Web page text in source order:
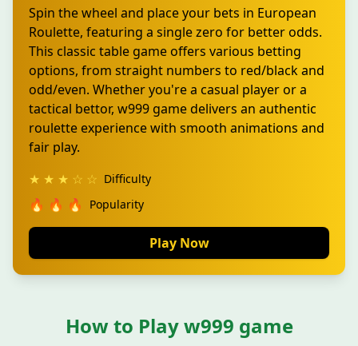
Spin the wheel and place your bets in European
Roulette, featuring a single zero for better odds.
This classic table game offers various betting
options, from straight numbers to red/black and
odd/even. Whether you're a casual player or a
tactical bettor, w999 game delivers an authentic
roulette experience with smooth animations and
fair play.
★ ★ ★ ☆ ☆ Difficulty
🔥 🔥 🔥 Popularity
Play Now
How to Play w999 game